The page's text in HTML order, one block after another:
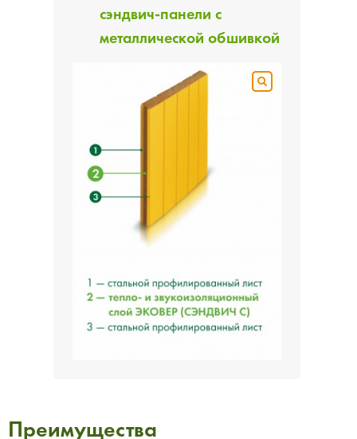
сэндвич-панели с
металлической обшивкой
Преимущества